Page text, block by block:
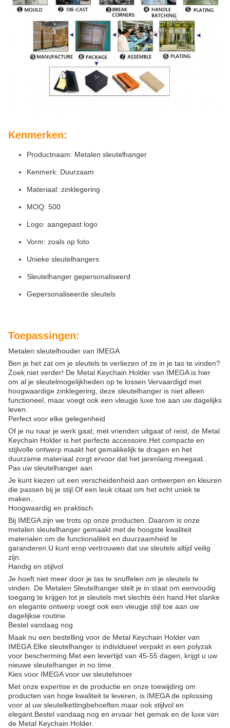
Kenmerken:
Productnaam: Metalen sleutelhanger
Kenmerk: Duurzaam
Materiaal: zinklegering
MOQ: 500
Logo: aangepast logo
Vorm: zoals op foto
Unieke sleutelhangers
Sleutelhanger gepersonaliseerd
Gepersonaliseerde sleutels
Toepassingen:
Metalen sleutelhouder van IMEGA
Ben je het zat om je sleutels te verliezen of ze in je tas te vinden?
Zoek niet verder! De Metal Keychain Holder van IMEGA is hier
om al je sleutelmogelijkheden op te lossen.Vervaardigd met
hoogwaardige zinklegering, deze sleutelhanger is niet alleen
functioneel, maar voegt ook een vleugje luxe toe aan uw dagelijks
leven.
Perfect voor elke gelegenheid
Of je nu naar je werk gaat, met vrienden uitgaat of reist, de Metal
Keychain Holder is het perfecte accessoire.Het compacte en
stijlvolle ontwerp maakt het gemakkelijk te dragen en het
duurzame materiaal zorgt ervoor dat het jarenlang meegaat..
Pas uw sleutelhanger aan
Je kunt kiezen uit een verscheidenheid aan ontwerpen en kleuren
die passen bij je stijl.Of een leuk citaat om het echt uniek te
maken..
Hoogwaardig en praktisch
Bij IMEGA zijn we trots op onze producten. Daarom is onze
metalen sleutelhanger gemaakt met de hoogste kwaliteit
materialen om de functionaliteit en duurzaamheid te
garanderen.U kunt erop vertrouwen dat uw sleutels altijd veilig
zijn.
Handig en stijlvol
Je hoeft niet meer door je tas te snuffelen om je sleutels te
vinden. De Metalen Sleutelhanger stelt je in staat om eenvoudig
toegang te krijgen tot je sleutels met slechts één hand.Het slanke
en elegante ontwerp voegt ook een vleugje stijl toe aan uw
dagelijkse routine.
Bestel vandaag nog
Maak nu een bestelling voor de Metal Keychain Holder van
IMEGA.Elke sleutelhanger is individueel verpakt in een polyzak
voor bescherming.Met een levertijd van 45-55 dagen, krijgt u uw
nieuwe sleutelhanger in no time.
Kies voor IMEGA voor uw sleutelsnoer
Met onze expertise in de productie en onze toewijding om
producten van hoge kwaliteit te leveren, is IMEGA de oplossing
voor al uw sleutelkettingbehoeften.maar ook stijlvol en
elegant.Bestel vandaag nog en ervaar het gemak en de luxe van
de Metal Keychain Holder.